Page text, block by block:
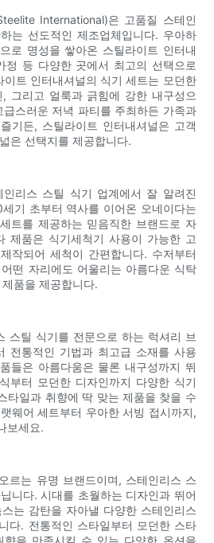
International)은 고품질 스테인
는 선도적인 제조업체입니다. 우아하
로 명성을 쌓아온 스틸라이트 인터내
정 등 다양한 곳에서 최고의 선택으로
트 인터내셔널의 식기 세트는 모던한
그리고 얼룩과 긁힘에 강한 내구성으
스러운 저녁 파티를 주최하든 가족과
기든, 스틸라이트 인터내셔널은 고객
은 선택지를 제공합니다.
인리스 스틸 식기 업계에서 잘 알려진
기 초부터 역사를 이어온 오네이다는
트를 제공하는 믿음직한 브랜드로 자
제품은 식기세척기 사용이 가능한 고
작되어 세척이 간편합니다. 수저부터
떤 자리에도 어울리는 아름다운 식탁
품을 제공합니다.
스틸 식기를 전문으로 하는 럭셔리 브
전통적인 기법과 최고급 소재를 사용
들은 아름다움은 물론 내구성까지 뛰
부터 모던한 디자인까지 다양한 식기
타일과 취향에 딱 맞는 제품을 찾을 수
웨어 세트부터 우아한 서빙 접시까지,
보세요.
르는 유명 브랜드이며, 스테인리스 스
니다. 시대를 초월하는 디자인과 뛰어
는 감탄을 자아낼 다양한 스테인리스
다. 전통적인 스타일부터 모던한 스타